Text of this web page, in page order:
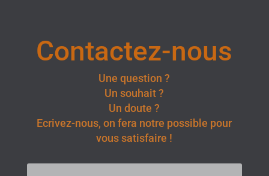
Contactez-nous
Une question ?
Un souhait ?
Un doute ?
Ecrivez-nous, on fera notre possible pour
vous satisfaire !